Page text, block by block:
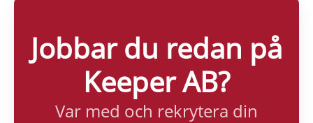
Jobbar du redan på
Keeper AB?
Var med och rekrytera din